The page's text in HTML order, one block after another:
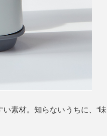
素材。知らないうちに、“味